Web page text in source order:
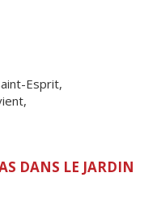
Esprit,
DANS LE JARDIN